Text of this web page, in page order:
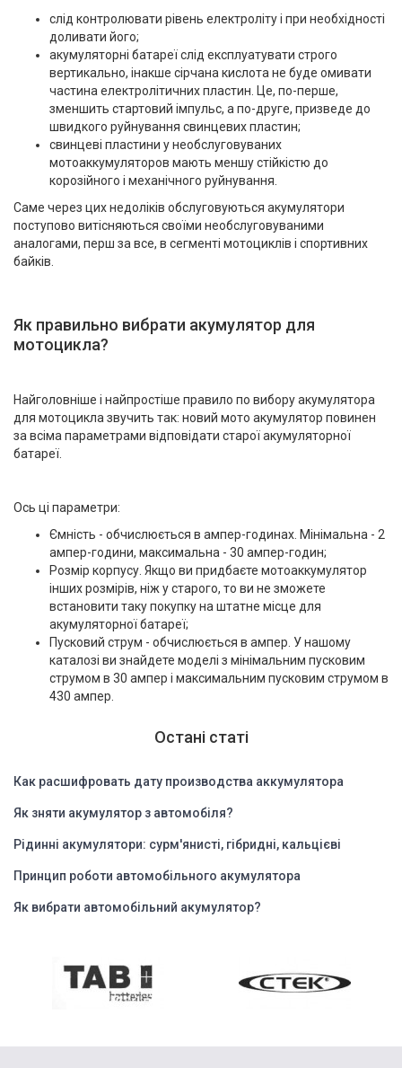
слід контролювати рівень електроліту і при необхідності
доливати його;
акумуляторні батареї слід експлуатувати строго
вертикально, інакше сірчана кислота не буде омивати
частина електролітичних пластин. Це, по-перше,
зменшить стартовий імпульс, а по-друге, призведе до
швидкого руйнування свинцевих пластин;
свинцеві пластини у необслуговуваних
мотоаккумуляторов мають меншу стійкістю до
корозійного і механічного руйнування.
Саме через цих недоліків обслуговуються акумулятори
поступово витісняються своїми необслуговуваними
аналогами, перш за все, в сегменті мотоциклів і спортивних
байків.
Як правильно вибрати акумулятор для
мотоцикла?
Найголовніше і найпростіше правило по вибору акумулятора
для мотоцикла звучить так: новий мото акумулятор повинен
за всіма параметрами відповідати старої акумуляторної
батареї.
Ось ці параметри:
Ємність - обчислюється в ампер-годинах. Мінімальна - 2
ампер-години, максимальна - 30 ампер-годин;
Розмір корпусу. Якщо ви придбаєте мотоаккумулятор
інших розмірів, ніж у старого, то ви не зможете
встановити таку покупку на штатне місце для
акумуляторної батареї;
Пусковий струм - обчислюється в ампер. У нашому
каталозі ви знайдете моделі з мінімальним пусковим
струмом в 30 ампер і максимальним пусковим струмом в
430 ампер.
Остані статі
Как расшифровать дату производства аккумулятора
Як зняти акумулятор з автомобіля?
Рідинні акумулятори: сурм'янисті, гібридні, кальцієві
Принцип роботи автомобільного акумулятора
Як вибрати автомобільний акумулятор?